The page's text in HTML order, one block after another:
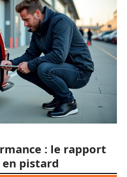
: le rapport
en pistard